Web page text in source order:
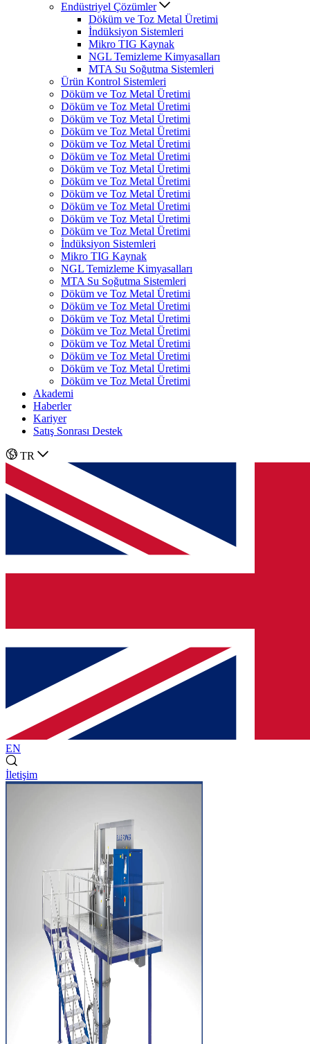
Endüstriyel Çözümler
Döküm ve Toz Metal Üretimi
İndüksiyon Sistemleri
Mikro TIG Kaynak
NGL Temizleme Kimyasalları
MTA Su Soğutma Sistemleri
Ürün Kontrol Sistemleri
Döküm ve Toz Metal Üretimi
Döküm ve Toz Metal Üretimi
Döküm ve Toz Metal Üretimi
Döküm ve Toz Metal Üretimi
Döküm ve Toz Metal Üretimi
Döküm ve Toz Metal Üretimi
Döküm ve Toz Metal Üretimi
Döküm ve Toz Metal Üretimi
Döküm ve Toz Metal Üretimi
Döküm ve Toz Metal Üretimi
Döküm ve Toz Metal Üretimi
Döküm ve Toz Metal Üretimi
İndüksiyon Sistemleri
Mikro TIG Kaynak
NGL Temizleme Kimyasalları
MTA Su Soğutma Sistemleri
Döküm ve Toz Metal Üretimi
Döküm ve Toz Metal Üretimi
Döküm ve Toz Metal Üretimi
Döküm ve Toz Metal Üretimi
Döküm ve Toz Metal Üretimi
Döküm ve Toz Metal Üretimi
Döküm ve Toz Metal Üretimi
Döküm ve Toz Metal Üretimi
Akademi
Haberler
Kariyer
Satış Sonrası Destek
TR
EN
İletişim